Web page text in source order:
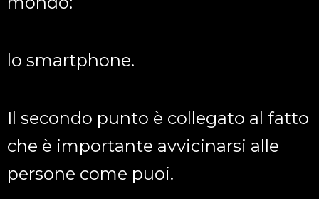
lo smartphone.
Il secondo punto è collegato al fatto
che è importante avvicinarsi alle
persone come puoi.